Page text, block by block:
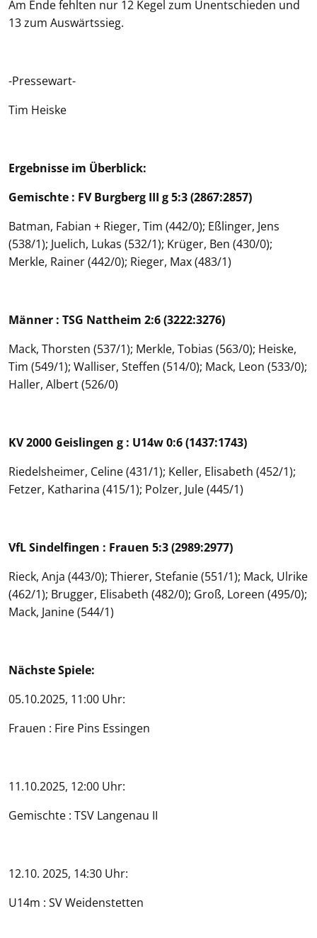
Am Ende fehlten nur 12 Kegel zum Unentschieden und
13 zum Auswärtssieg.
-Pressewart-
Tim Heiske
Ergebnisse im Überblick:
Gemischte : FV Burgberg III g 5:3 (2867:2857)
Batman, Fabian + Rieger, Tim (442/0); Eßlinger, Jens
(538/1); Juelich, Lukas (532/1); Krüger, Ben (430/0);
Merkle, Rainer (442/0); Rieger, Max (483/1)
Männer : TSG Nattheim 2:6 (3222:3276)
Mack, Thorsten (537/1); Merkle, Tobias (563/0); Heiske,
Tim (549/1); Walliser, Steffen (514/0); Mack, Leon (533/0);
Haller, Albert (526/0)
KV 2000 Geislingen g : U14w 0:6 (1437:1743)
Riedelsheimer, Celine (431/1); Keller, Elisabeth (452/1);
Fetzer, Katharina (415/1); Polzer, Jule (445/1)
VfL Sindelfingen : Frauen 5:3 (2989:2977)
Rieck, Anja (443/0); Thierer, Stefanie (551/1); Mack, Ulrike
(462/1); Brugger, Elisabeth (482/0); Groß, Loreen (495/0);
Mack, Janine (544/1)
Nächste Spiele:
05.10.2025, 11:00 Uhr:
Frauen : Fire Pins Essingen
11.10.2025, 12:00 Uhr:
Gemischte : TSV Langenau II
12.10. 2025, 14:30 Uhr:
U14m : SV Weidenstetten